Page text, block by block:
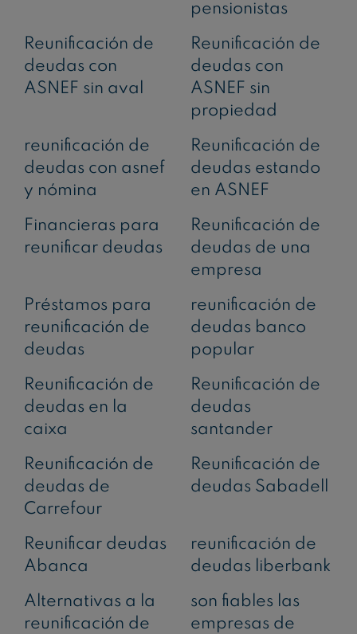
pensionistas
Reunificación de
deudas con
ASNEF sin aval
Reunificación de
deudas con
ASNEF sin
propiedad
reunificación de
deudas con asnef
y nómina
Reunificación de
deudas estando
en ASNEF
Financieras para
reunificar deudas​
Reunificación de
deudas de una
empresa
Préstamos para
reunificación de
deudas
reunificación de
deudas banco
popular
Reunificación de
deudas en la
caixa
Reunificación de
deudas
santander
Reunificación de
deudas de
Carrefour
Reunificación de
deudas Sabadell
Reunificar deudas
Abanca
reunificación de
deudas liberbank
Alternativas a la
reunificación de
son fiables las
empresas de